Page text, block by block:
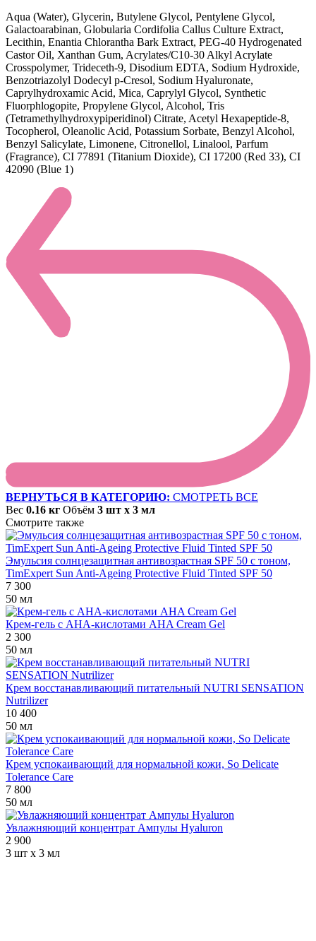
Aqua (Water), Glycerin, Butylene Glycol, Pentylene Glycol,
Galactoarabinan, Globularia Cordifolia Callus Culture Extract,
Lecithin, Enantia Chlorantha Bark Extract, PEG-40 Hydrogenated
Castor Oil, Xanthan Gum, Acrylates/C10-30 Alkyl Acrylate
Crosspolymer, Trideceth-9, Disodium EDTA, Sodium Hydroxide,
Benzotriazolyl Dodecyl p-Cresol, Sodium Hyaluronate,
Caprylhydroxamic Acid, Mica, Caprylyl Glycol, Synthetic
Fluorphlogopite, Propylene Glycol, Alcohol, Tris
(Tetramethylhydroxypiperidinol) Citrate, Acetyl Hexapeptide-8,
Tocopherol, Oleanolic Acid, Potassium Sorbate, Benzyl Alcohol,
Benzyl Salicylate, Limonene, Citronellol, Linalool, Parfum
(Fragrance), CI 77891 (Titanium Dioxide), CI 17200 (Red 33), CI
42090 (Blue 1)
ВЕРНУТЬСЯ В КАТЕГОРИЮ: СМОТРЕТЬ ВСЕ
Вес 0.16 кг Объём 3 шт х 3 мл
Смотрите также
Эмульсия солнцезащитная антивозрастная SPF 50 с тоном,
TimExpert Sun Anti-Ageing Protective Fluid Tinted SPF 50
7 300
50 мл
Крем-гель с АНА-кислотами AHA Cream Gel
2 300
50 мл
Крем восстанавливающий питательный NUTRI SENSATION
Nutrilizer
10 400
50 мл
Крем успокаивающий для нормальной кожи, So Delicate
Tolerance Care
7 800
50 мл
Увлажняющий концентрат Ампулы Hyaluron
2 900
3 шт х 3 мл